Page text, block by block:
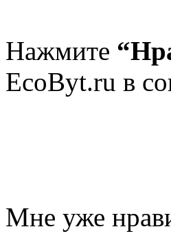
Нажмите
EcoByt.ru в
Мне уже